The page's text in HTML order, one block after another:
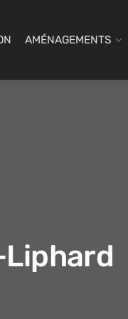
AMÉNAGEMENTS